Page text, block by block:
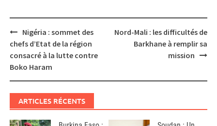
Post
navigation
Nigéria : sommet des
chefs d’Etat de la région
consacré à la lutte contre
Boko Haram
Nord-Mali : les difficultés de
Barkhane à remplir sa
mission
ARTICLES RÉCENTS